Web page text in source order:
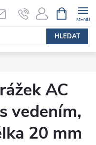
HLEDAT
NÁKUPNÍ
KOŠÍK
AC
vedením,
20 mm